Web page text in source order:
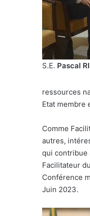
S.E. Pascal
ressources
Etat membre
Comme
autres,
qui contribue
Facilitateur
Conférence
Juin 2023.